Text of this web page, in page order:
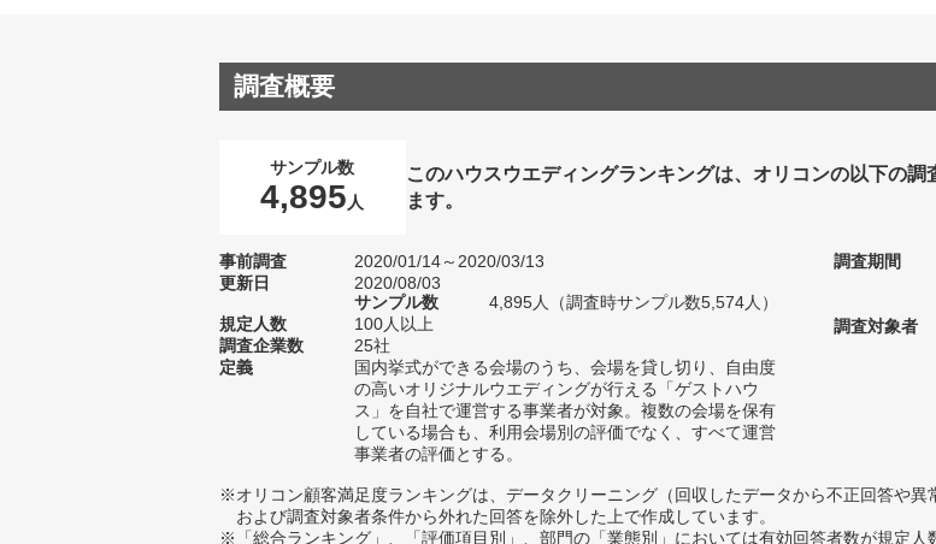
調査概要
サンプル数
4,895 人
このハウスウエディングランキングは、オリコンの以下の調
ます。
事前調査
2020/01/14～2020/03/13
更新日
2020/08/03
サンプル数
4,895人（調査時サンプル数5,574人）
規定人数
100人以上
調査企業数
25社
定義
国内挙式ができる会場のうち、会場を貸し切り、自由度
の高いオリジナルウエディングが行える「ゲストハウ
ス」を自社で運営する事業者が対象。複数の会場を保有
している場合も、利用会場別の評価でなく、すべて運営
事業者の評価とする。
調査期間
調査対象者
※オリコン顧客満足度ランキングは、データクリーニング（回収したデータから不正回答や異
および調査対象者条件から外れた回答を除外した上で作成しています。
※「総合ランキング」、「評価項目別」、部門の「業態別」においては有効回答者数が規定